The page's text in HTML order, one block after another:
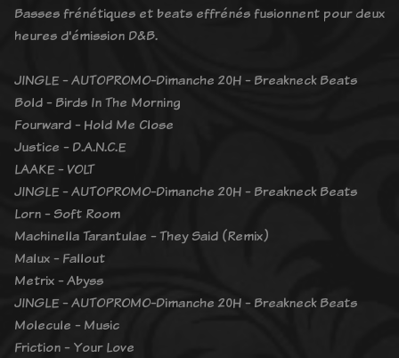
Basses frénétiques et beats effrénés fusionnent pour deux
heures d'émission D&B.
JINGLE - AUTOPROMO-Dimanche 20H - Breakneck Beats
Bold - Birds In The Morning
Fourward - Hold Me Close
Justice - D.A.N.C.E
LAAKE - VOLT
JINGLE - AUTOPROMO-Dimanche 20H - Breakneck Beats
Lorn - Soft Room
Machinella Tarantulae - They Said (Remix)
Malux - Fallout
Metrix - Abyss
JINGLE - AUTOPROMO-Dimanche 20H - Breakneck Beats
Molecule - Music
Friction - Your Love